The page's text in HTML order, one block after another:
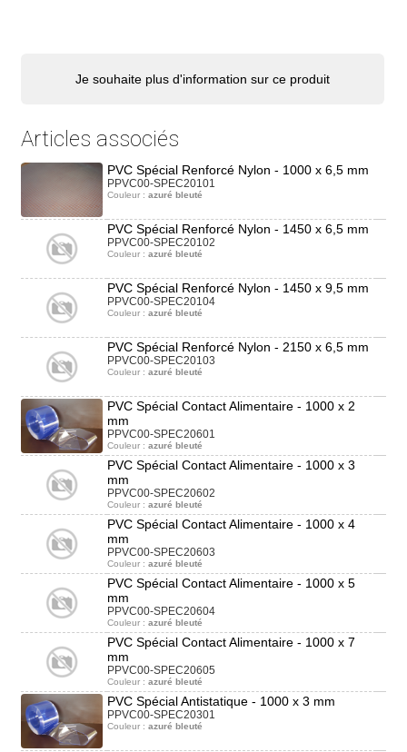
Je souhaite plus d'information sur ce produit
Articles associés
PVC Spécial Renforcé Nylon - 1000 x 6,5 mm
PPVC00-SPEC20101
Couleur : azuré bleuté
PVC Spécial Renforcé Nylon - 1450 x 6,5 mm
PPVC00-SPEC20102
Couleur : azuré bleuté
PVC Spécial Renforcé Nylon - 1450 x 9,5 mm
PPVC00-SPEC20104
Couleur : azuré bleuté
PVC Spécial Renforcé Nylon - 2150 x 6,5 mm
PPVC00-SPEC20103
Couleur : azuré bleuté
PVC Spécial Contact Alimentaire - 1000 x 2
mm
PPVC00-SPEC20601
Couleur : azuré bleuté
PVC Spécial Contact Alimentaire - 1000 x 3
mm
PPVC00-SPEC20602
Couleur : azuré bleuté
PVC Spécial Contact Alimentaire - 1000 x 4
mm
PPVC00-SPEC20603
Couleur : azuré bleuté
PVC Spécial Contact Alimentaire - 1000 x 5
mm
PPVC00-SPEC20604
Couleur : azuré bleuté
PVC Spécial Contact Alimentaire - 1000 x 7
mm
PPVC00-SPEC20605
Couleur : azuré bleuté
PVC Spécial Antistatique - 1000 x 3 mm
PPVC00-SPEC20301
Couleur : azuré bleuté